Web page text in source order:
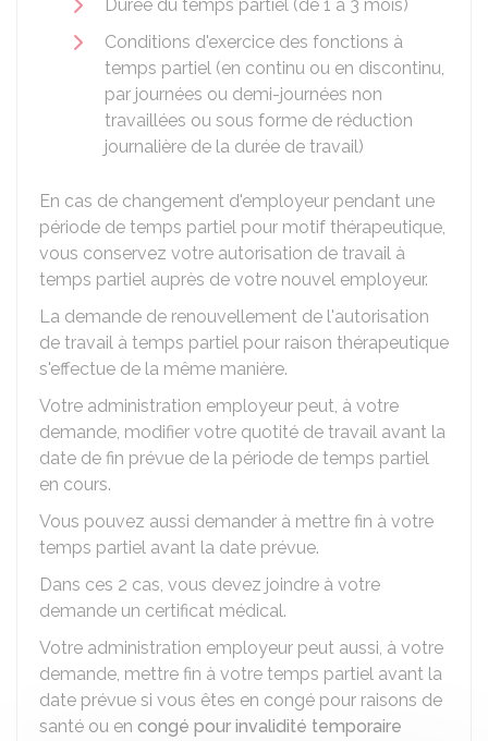
Durée du temps partiel (de 1 à 3 mois)
Conditions d'exercice des fonctions à
temps partiel (en continu ou en discontinu,
par journées ou demi-journées non
travaillées ou sous forme de réduction
journalière de la durée de travail)
En cas de changement d'employeur pendant une
période de temps partiel pour motif thérapeutique,
vous conservez votre autorisation de travail à
temps partiel auprès de votre nouvel employeur.
La demande de renouvellement de l'autorisation
de travail à temps partiel pour raison thérapeutique
s'effectue de la même manière.
Votre administration employeur peut, à votre
demande, modifier votre quotité de travail avant la
date de fin prévue de la période de temps partiel
en cours.
Vous pouvez aussi demander à mettre fin à votre
temps partiel avant la date prévue.
Dans ces 2 cas, vous devez joindre à votre
demande un certificat médical.
Votre administration employeur peut aussi, à votre
demande, mettre fin à votre temps partiel avant la
date prévue si vous êtes en congé pour raisons de
santé ou en congé pour invalidité temporaire